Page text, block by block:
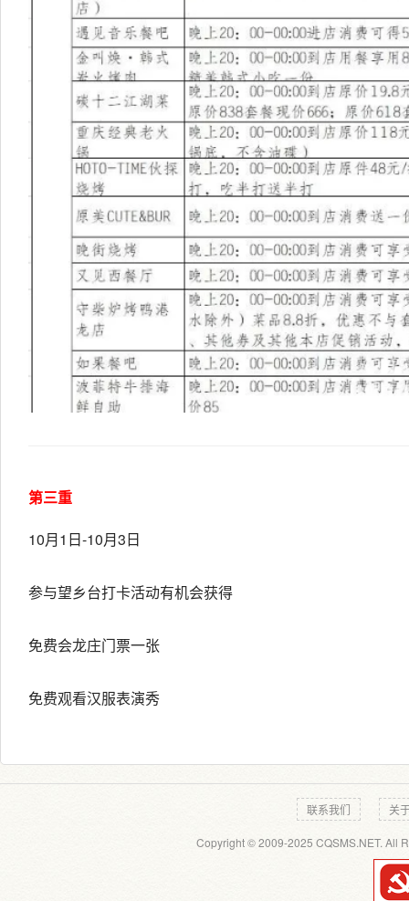
第三重
10月1日-10月3日
参与望乡台打卡活动有机会获得
免费会龙庄门票一张
免费观看汉服表演秀
联系我们 关
Copyright © 2009-2025 CQSMS.NET. All